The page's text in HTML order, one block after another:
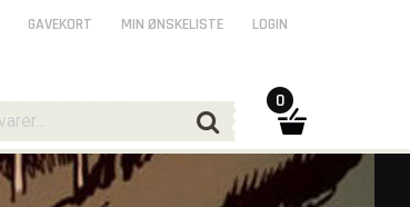
GAVEKORT MIN ØNSKELISTE LOGIN
0